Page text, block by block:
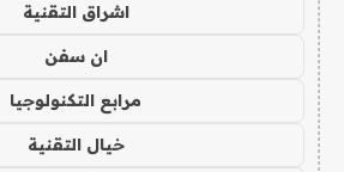
اشراق التقنية
ان سفن
مرابع التكنولوجيا
خيال التقنية